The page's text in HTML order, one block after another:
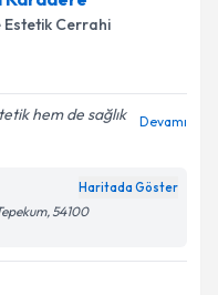
verilerimin belirtilen
ediyorum.
Cerrahi
hem de sağlık
Devamı
Haritada Göster
54100